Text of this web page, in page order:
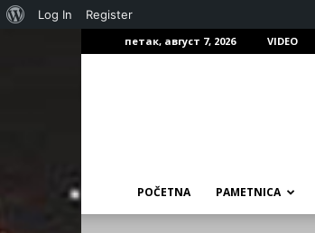
петак, август 7, 2026 VIDEO
POČETNA PAMETNICA
Log In Register